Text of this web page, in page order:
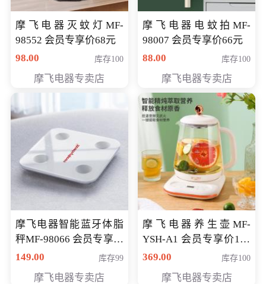
摩飞电器灭蚊灯MF-
98552 会员专享价68元
98.00
库存100
摩飞电器专卖店
摩飞电器电蚊拍MF-
98007 会员专享价66元
88.00
库存100
摩飞电器专卖店
摩飞电器智能蓝牙体脂
秤MF-98066 会员专享价
98元
149.00 库存99
摩飞电器专卖店
摩飞电器养生壶MF-
YSH-A1 会员专享价198
元
369.00 库存100
摩飞电器专卖店